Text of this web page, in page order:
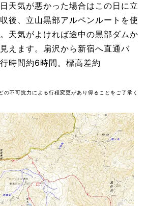
天気が悪かった場合はこの日に立
後、立山黒部アルペンルートを使
天気がよければ途中の黒部ダムか
えます。扇沢から新宿へ直通バ
時間約6時間。標高差約
の不可抗力による行程変更があり得ることをご了承く